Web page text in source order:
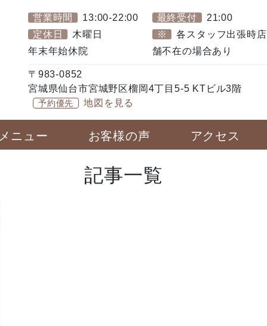
営業時間 13:00-22:00 最終受付
21:00
定休日
木曜日
年末年始休院
※
各スタッフ出張時店
舗不在の場合あり
〒983-0852
宮城県仙台市宮城野区榴岡4丁目5-5 KTビル3階
予約優先 地図を見る
メニュー お客様の声 アクセス
記事一覧